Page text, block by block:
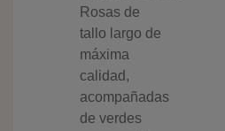
Rosas de
tallo largo de
máxima
calidad,
acompañadas
de verdes